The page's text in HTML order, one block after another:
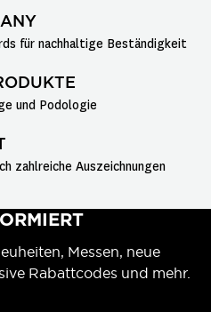
für nachhaltige Beständigkeit
und Podologie
zahlreiche Auszeichnungen
Messen, neue
Rabattcodes und mehr.